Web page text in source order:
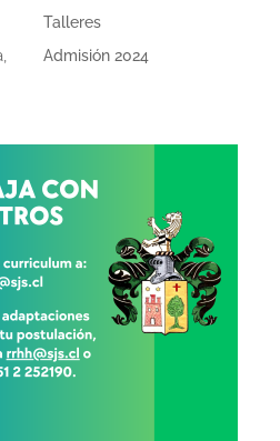
Talleres
Admisión 2024